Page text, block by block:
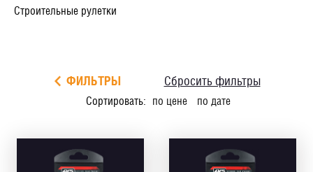
Строительные рулетки
ФИЛЬТРЫ Сбросить фильтры
Сортировать: по цене по дате